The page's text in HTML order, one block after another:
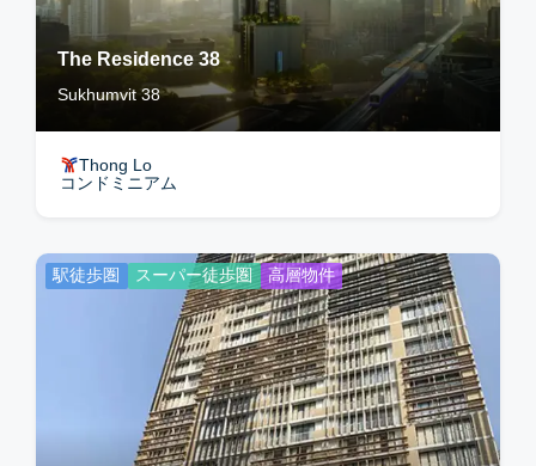
The Residence 38
Sukhumvit 38
Thong Lo
コンドミニアム
駅徒歩圏 スーパー徒歩圏 高層物件